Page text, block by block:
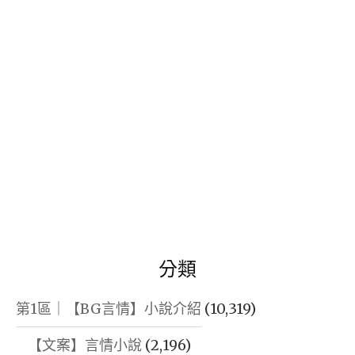
分類
第1區｜【BG言情】小說介紹 (10,319)
【文案】言情小說 (2,196)